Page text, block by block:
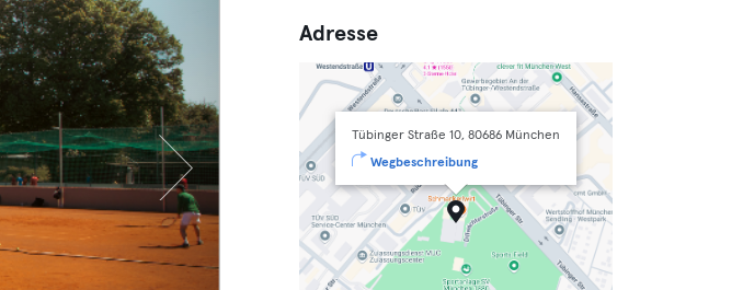
Adresse
Tübinger Straße 10, 80686 München
Wegbeschreibung